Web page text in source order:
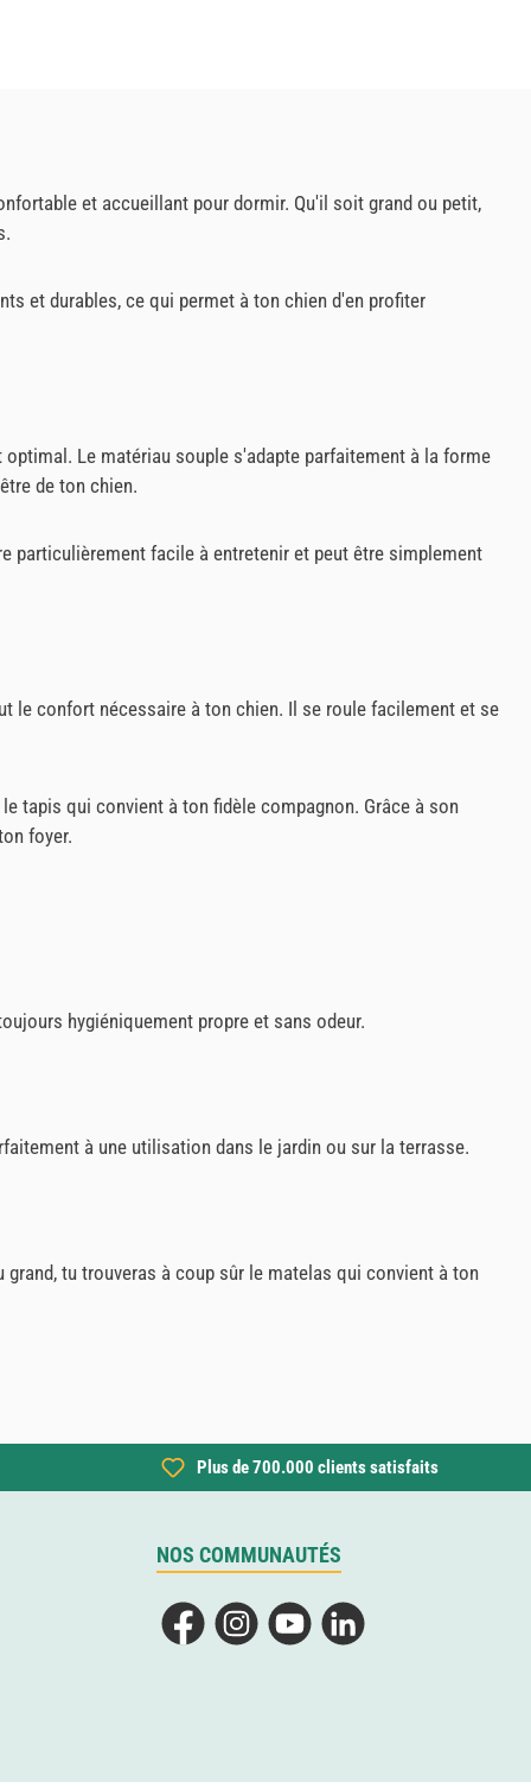
et accueillant pour dormir. Qu'il soit grand ou petit,
et durables, ce qui permet à ton chien d'en profiter
Le matériau souple s'adapte parfaitement à la forme
de ton chien.
particulièrement facile à entretenir et peut être simplement
le confort nécessaire à ton chien. Il se roule facilement et se
tapis qui convient à ton fidèle compagnon. Grâce à son
foyer.
hygiéniquement propre et sans odeur.
à une utilisation dans le jardin ou sur la terrasse.
tu trouveras à coup sûr le matelas qui convient à ton
Plus de 700.000 clients satisfaits
NOS COMMUNAUTÉS
FacebookInstagramYouTubeLinkedIn